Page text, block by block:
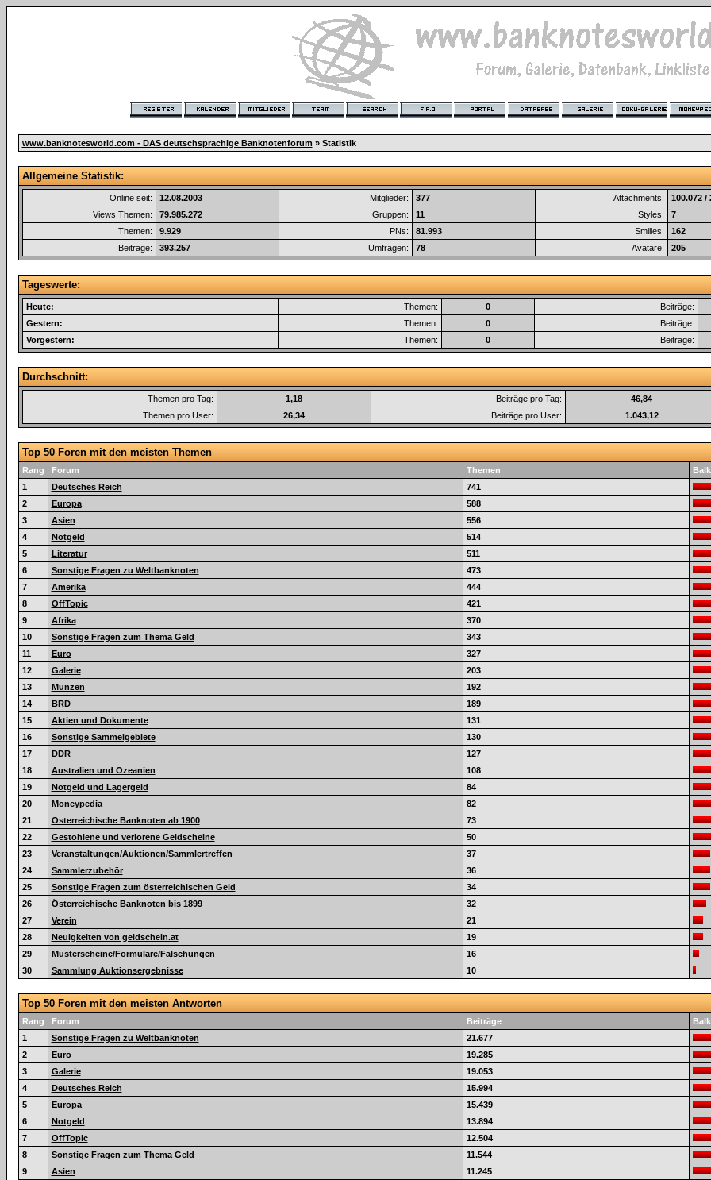
www.banknotesworld.com - DAS deutschsprachige Banknotenforum » Statistik
Allgemeine Statistik:
Online seit: 12.08.2003 Mitglieder: 377 Attachments: 100.072 /
Views Themen:
79.985.272 Gruppen: 11 Styles: 7
Themen:
9.929 PNs: 81.993 Smilies: 162
Beiträge:
393.257 Umfragen: 78 Avatare: 205
Tageswerte:
Heute: Themen: 0 Beiträge:
Gestern:
Themen: 0 Beiträge:
Vorgestern:
Themen: 0 Beiträge:
Durchschnitt:
Themen pro Tag: 1,18 Beiträge pro Tag: 46,84
Themen pro User:
26,34 Beiträge pro User: 1.043,12
Top 50 Foren mit den meisten Themen
Rang Forum Themen
1
Deutsches Reich
741
2
Europa
588
3
Asien
556
4
Notgeld
514
5
Literatur
511
6
Sonstige Fragen zu Weltbanknoten
473
7
Amerika
444
8
OffTopic
421
9
Afrika
370
10
Sonstige Fragen zum Thema Geld
343
11
Euro
327
12
Galerie
203
13
Münzen
192
14
BRD
189
15
Aktien und Dokumente
131
16
Sonstige Sammelgebiete
130
17
DDR
127
18
Australien und Ozeanien
108
19
Notgeld und Lagergeld
84
20
Moneypedia
82
21
Österreichische Banknoten ab 1900
73
22
Gestohlene und verlorene Geldscheine
50
23
Veranstaltungen/Auktionen/Sammlertreffen
37
24
Sammlerzubehör
36
25
Sonstige Fragen zum österreichischen Geld
34
26
Österreichische Banknoten bis 1899
32
27
Verein
21
28
Neuigkeiten von geldschein.at
19
29
Musterscheine/Formulare/Fälschungen
16
30
Sammlung Auktionsergebnisse 10
Top 50 Foren mit den meisten Antworten
Rang Forum Beiträge
1
Sonstige Fragen zu Weltbanknoten
21.677
2
Euro
19.285
3
Galerie
19.053
4
Deutsches Reich
15.994
5
Europa
15.439
6
Notgeld
13.894
7
OffTopic
12.504
8
Sonstige Fragen zum Thema Geld
11.544
9
Asien
11.245